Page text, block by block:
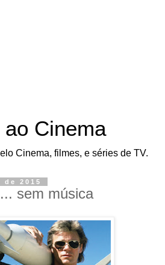
Cinema
Cinema, filmes, e séries de TV.
2015
sem música